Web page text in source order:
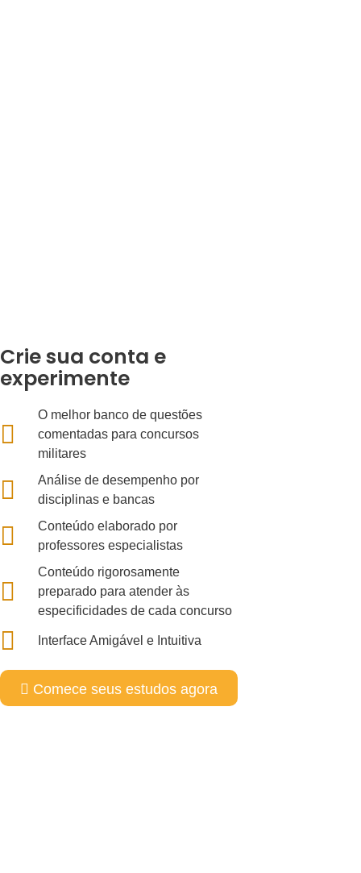
Crie sua conta e
experimente
O melhor banco de questões
comentadas para concursos
militares
Análise de desempenho por
disciplinas e bancas
Conteúdo elaborado por
professores especialistas
Conteúdo rigorosamente
preparado para atender às
especificidades de cada concurso
Interface Amigável e Intuitiva
Comece seus estudos agora